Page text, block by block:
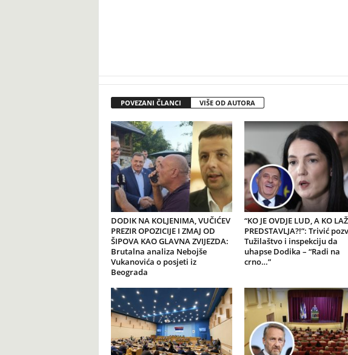
POVEZANI ČLANCI VIŠE OD AUTORA
DODIK NA KOLJENIMA, VUČIĆEV
PREZIR OPOZICIJE I ZMAJ OD
ŠIPOVA KAO GLAVNA ZVIJEZDA:
Brutalna analiza Nebojše
Vukanovića o posjeti iz
Beograda
“KO JE OVDJE LUD, A KO
PREDSTAVLJA?!”: Trivić
Tužilaštvo i inspekciju da
uhapse Dodika – “Radi na
crno…”